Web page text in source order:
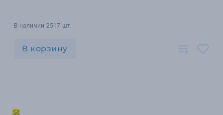
В наличии 2517 шт.
В корзину